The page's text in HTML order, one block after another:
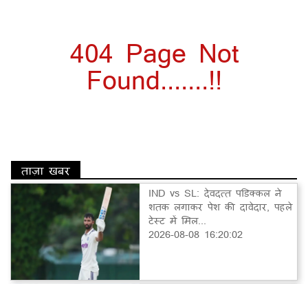
404 Page Not
Found.......!!
ताज़ा खबर
IND vs SL: देवदत्त पडिक्कल ने
शतक लगाकर पेश की दावेदार, पहले
टेस्ट में मिल...
2026-08-08 16:20:02